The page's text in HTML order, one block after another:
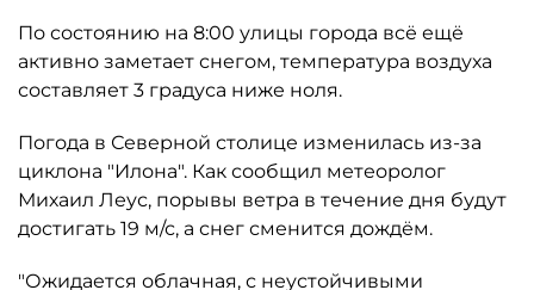
По состоянию на 8:00 улицы города всё ещё
активно заметает снегом, температура воздуха
составляет 3 градуса ниже ноля.
Погода в Северной столице изменилась из-за
циклона "Илона". Как сообщил метеоролог
Михаил Леус, порывы ветра в течение дня будут
достигать 19 м/с, а снег сменится дождём.
"Ожидается облачная, с неустойчивыми